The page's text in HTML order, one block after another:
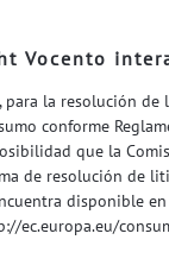
Vocento
para la resolución
conforme
que la
de resolución de
disponible
ec.europa.eu/